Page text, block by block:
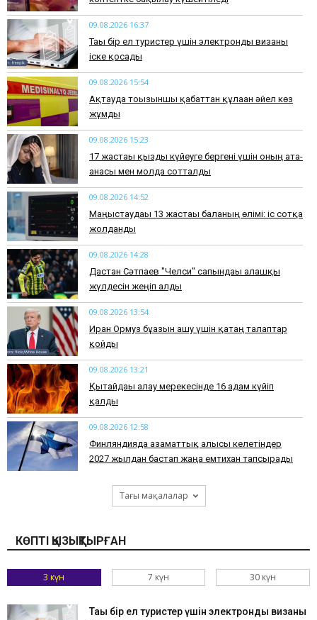
09.08.2026 16:37
Тағы бір ел туристер үшін электронды визаны
іске қосады
09.08.2026 15:54
Ақтауда тоғызыншы қабаттан құлаған әйел көз
жұмды
09.08.2026 15:23
17 жастағы қызды күйеуге бергені үшін оның ата-
анасы мен молда сотталды
09.08.2026 14:52
Маңғыстаудағы 13 жастағы баланың өлімі: іс сотқа
жолданды
09.08.2026 14:28
Дастан Сәтпаев "Челси" сапындағы алғашқы
жүлдесін жеңіп алды
09.08.2026 13:54
Иран Ормуз бұғазын ашу үшін қатаң талаптар
қойды
09.08.2026 13:21
Қытайдағы алау мерекесінде 16 адам күйіп
қалды
09.08.2026 12:58
Финляндияда азаматтық алғысы келетіндер
2027 жылдан бастап жаңа емтихан тапсырады
Тағы мақалалар
КӨПТІ ҚЫЗЫҚТЫРҒАН
3 күн 7 күн 30 күн
Тағы бір ел туристер үшін электронды визаны